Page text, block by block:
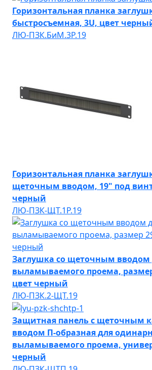
Горизонтальная планка
быстросъемная, 3U, цвет
ЛЮ-ПЗК.БиМ.3Р.19
Горизонтальная планка
щеточным вводом, 19" под
черный
ЛЮ-ПЗК-ЩТ.1Р.19
Заглушка со щеточным вводом
выламываемого проема,
цвет черный
ЛЮ-ПЗК.2-ЩТ.19
Защитная панель с щеточным
вводом П-образная для
выламываемого проема,
черный